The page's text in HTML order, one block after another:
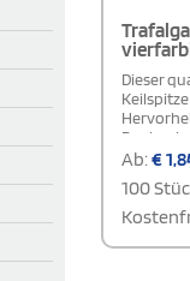
Dieser
Dank
präzise
Grün
Schule
Ab:€
100